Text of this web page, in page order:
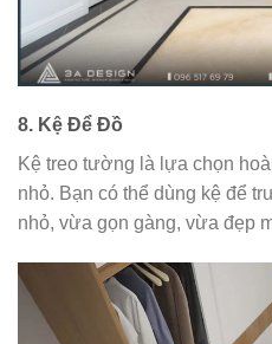
8. Kệ Để Đồ
Kệ treo tường là lựa chọn
nhỏ. Bạn có thể dùng kệ để
nhỏ, vừa gọn gàng, vừa đẹp